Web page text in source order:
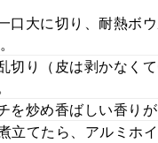
口大に切り、耐熱ボ
切り（皮は剥かなく
を炒め香ばしい香り
てたら、アルミホ